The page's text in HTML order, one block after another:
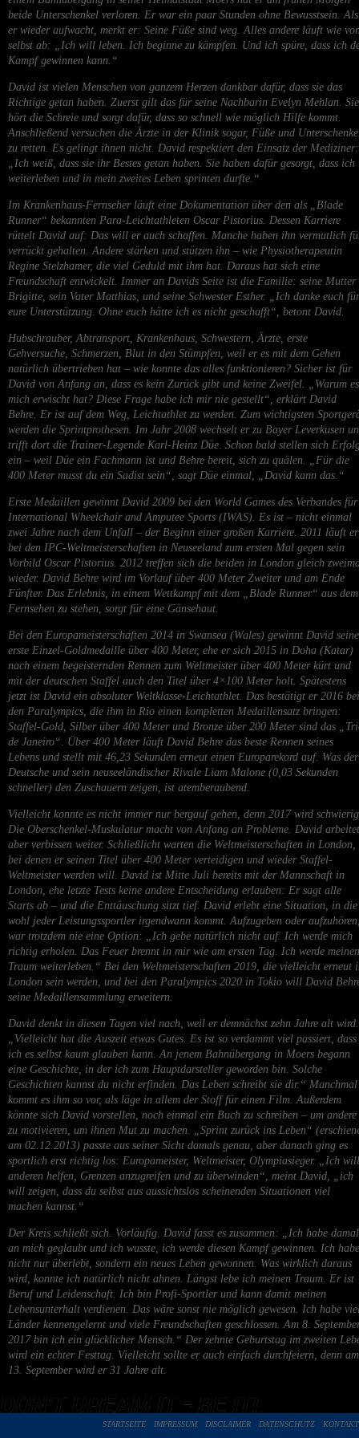
beide Unterschenkel verloren. Er war ein paar Stunden ohne Bewusstsein. Als
er wieder aufwacht, merkt er: Seine Füße sind weg. Alles andere läuft wie
selbst ab: „Ich will leben. Ich beginne zu kämpfen. Und ich spüre, dass ich
Kampf gewinnen kann.“
David ist vielen Menschen von ganzem Herzen dankbar dafür, dass sie das
Richtige getan haben. Zuerst gilt das für seine Nachbarin Evelyn Mehlan. Sie
hört die Schreie und sorgt dafür, dass so schnell wie möglich Hilfe kommt.
Anschließend versuchen die Ärzte in der Klinik sogar, Füße und
zu retten. Es gelingt ihnen nicht. David respektiert den Einsatz der Mediziner:
„Ich weiß, dass sie ihr Bestes getan haben. Sie haben dafür gesorgt, dass ich
weiterleben und in mein zweites Leben sprinten durfte.“
Im Krankenhaus-Fernseher läuft eine Dokumentation über den als „Blade
Runner“ bekannten Para-Leichtathleten Oscar Pistorius. Dessen Karriere
rüttelt David auf: Das will er auch schaffen. Manche haben ihn vermutlich
verrückt gehalten. Andere stärken und stützen ihn – wie Physiotherapeutin
Regine Stelzhamer, die viel Geduld mit ihm hat. Daraus hat sich eine
Freundschaft entwickelt. Immer an Davids Seite ist die Familie: seine Mutter
Brigitte, sein Vater Matthias, und seine Schwester Esther. „Ich danke euch für
eure Unterstützung. Ohne euch hätte ich es nicht geschafft“, betont David.
Hubschrauber, Abtransport, Krankenhaus, Schwestern, Ärzte, erste
Gehversuche, Schmerzen, Blut in den Stümpfen, weil er es mit dem Gehen
natürlich übertrieben hat – wie konnte das alles funktionieren? Sicher ist für
David von Anfang an, dass es kein Zurück gibt und keine Zweifel. „Warum es
mich erwischt hat? Diese Frage habe ich mir nie gestellt“, erklärt David
Behre. Er ist auf dem Weg, Leichtathlet zu werden. Zum wichtigsten
werden die Sprintprothesen. Im Jahr 2008 wechselt er zu Bayer Leverkusen
trifft dort die Trainer-Legende Karl-Heinz Düe. Schon bald stellen sich
ein – weil Düe ein Fachmann ist und Behre bereit, sich zu quälen. „Für die
400 Meter musst du ein Sadist sein“, sagt Düe einmal, „David kann das.“
Erste Medaillen gewinnt David 2009 bei den World Games des Verbandes für
International Wheelchair and Amputee Sports (IWAS). Es ist – nicht einmal
zwei Jahre nach dem Unfall – der Beginn einer großen Karriere. 2011 läuft er
bei den IPC-Weltmeisterschaften in Neuseeland zum ersten Mal gegen sein
Vorbild Oscar Pistorius. 2012 treffen sich die beiden in London gleich
wieder. David Behre wird im Vorlauf über 400 Meter Zweiter und am Ende
Fünfter. Das Erlebnis, in einem Wettkampf mit dem „Blade Runner“ aus dem
Fernsehen zu stehen, sorgt für eine Gänsehaut.
Bei den Europameisterschaften 2014 in Swansea (Wales) gewinnt David seine
erste Einzel-Goldmedaille über 400 Meter, ehe er sich 2015 in Doha (Katar)
nach einem begeisternden Rennen zum Weltmeister über 400 Meter kürt und
mit der deutschen Staffel auch den Titel über 4×100 Meter holt. Spätestens
jetzt ist David ein absoluter Weltklasse-Leichtathlet. Das bestätigt er 2016 bei
den Paralympics, die ihm in Rio einen kompletten Medaillensatz bringen:
Staffel-Gold, Silber über 400 Meter und Bronze über 200 Meter sind das
de Janeiro“. Über 400 Meter läuft David Behre das beste Rennen seines
Lebens und stellt mit 46,23 Sekunden erneut einen Europarekord auf. Was der
Deutsche und sein neuseeländischer Rivale Liam Malone (0,03 Sekunden
schneller) den Zuschauern zeigen, ist atemberaubend.
Vielleicht konnte es nicht immer nur bergauf gehen, denn 2017 wird
Die Oberschenkel-Muskulatur macht von Anfang an Probleme. David arbeitet
aber verbissen weiter. Schließlicht warten die Weltmeisterschaften in London,
bei denen er seinen Titel über 400 Meter verteidigen und wieder Staffel-
Weltmeister werden will. David ist Mitte Juli bereits mit der Mannschaft in
London, ehe letzte Tests keine andere Entscheidung erlauben: Er sagt alle
Starts ab – und die Enttäuschung sitzt tief. David erlebt eine Situation, in die
wohl jeder Leistungssportler irgendwann kommt. Aufzugeben oder
war trotzdem nie eine Option: „Ich gebe natürlich nicht auf. Ich werde mich
richtig erholen. Das Feuer brennt in mir wie am ersten Tag. Ich werde meinen
Traum weiterleben.“ Bei den Weltmeisterschaften 2019, die vielleicht erneut
London sein werden, und bei den Paralympics 2020 in Tokio will David
seine Medaillensammlung erweitern.
David denkt in diesen Tagen viel nach, weil er demnächst zehn Jahre alt wird.
„Vielleicht hat die Auszeit etwas Gutes. Es ist so verdammt viel passiert, dass
ich es selbst kaum glauben kann. An jenem Bahnübergang in Moers begann
eine Geschichte, in der ich zum Hauptdarsteller geworden bin. Solche
Geschichten kannst du nicht erfinden. Das Leben schreibt sie dir.“ Manchmal
kommt es ihm so vor, als läge in allem der Stoff für einen Film. Außerdem
könnte sich David vorstellen, noch einmal ein Buch zu schreiben – um andere
zu motivieren, um ihnen Mut zu machen. „Sprint zurück ins Leben“
am 02.12.2013) passte aus seiner Sicht damals genau, aber danach ging es
sportlich erst richtig los: Europameister, Weltmeister, Olympiasieger. „Ich will
anderen helfen, Grenzen anzugreifen und zu überwinden“, meint David, „ich
will zeigen, dass du selbst aus aussichtslos scheinenden Situationen viel
machen kannst.“
Der Kreis schließt sich. Vorläufig. David fasst es zusammen: „Ich habe
an mich geglaubt und ich wusste, ich werde diesen Kampf gewinnen. Ich habe
nicht nur überlebt, sondern ein neues Leben gewonnen. Was wirklich daraus
wird, konnte ich natürlich nicht ahnen. Längst lebe ich meinen Traum. Er ist
Beruf und Leidenschaft. Ich bin Profi-Sportler und kann damit meinen
Lebensunterhalt verdienen. Das wäre sonst nie möglich gewesen. Ich habe
Länder kennengelernt und viele Freundschaften geschlossen. Am 8.
2017 bin ich ein glücklicher Mensch.“ Der zehnte Geburtstag im zweiten
wird ein echter Festtag. Vielleicht sollte er auch einfach durchfeiern, denn am
13. September wird er 31 Jahre alt.
KONTAKT
DATENSCHUTZ
DISCLAIMER
IMPRESSUM
STARTSEITE
Essenzielle Cookies ermöglichen grundlegende Funktionen und sind für die
einwandfreie Funktion der Website erforderlich.
Cookie-Informationen anzeigen
Externe Medien (5)
Inhalte von Videoplattformen und Social-Media-Plattformen werden standardmäßig
blockiert. Wenn Cookies von externen Medien akzeptiert werden, bedarf der Zugriff auf
diese Inhalte keiner manuellen Einwilligung mehr.
Cookie-Informationen anzeigen
Datenschutzerklärung